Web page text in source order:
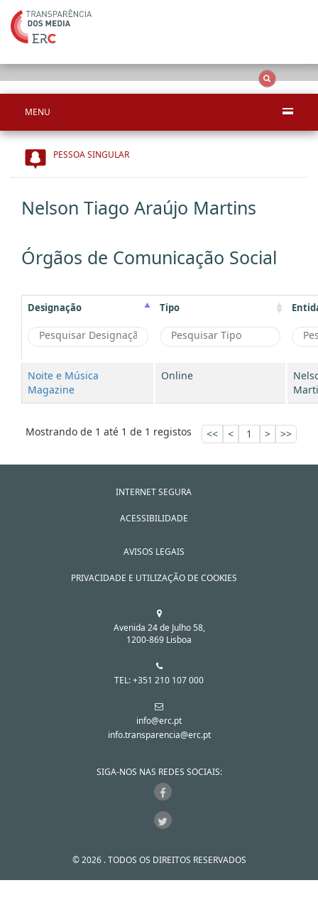
MENU
PESSOA SINGULAR
Nelson Tiago Araújo Martins
Órgãos de Comunicação Social
Designação Tipo
Noite e Música
Magazine
Online
Mostrando de 1 até 1 de 1 registos << < 1 > >>
INTERNET SEGURA
ACESSIBILIDADE
AVISOS LEGAIS
PRIVACIDADE E UTILIZAÇÃO DE COOKIES
Avenida 24 de Julho 58,
1200-869 Lisboa
TEL: +351 210 107 000
info@erc.pt
info.transparencia@erc.pt
SIGA-NOS NAS REDES SOCIAIS:
© 2026 . TODOS OS DIREITOS RESERVADOS